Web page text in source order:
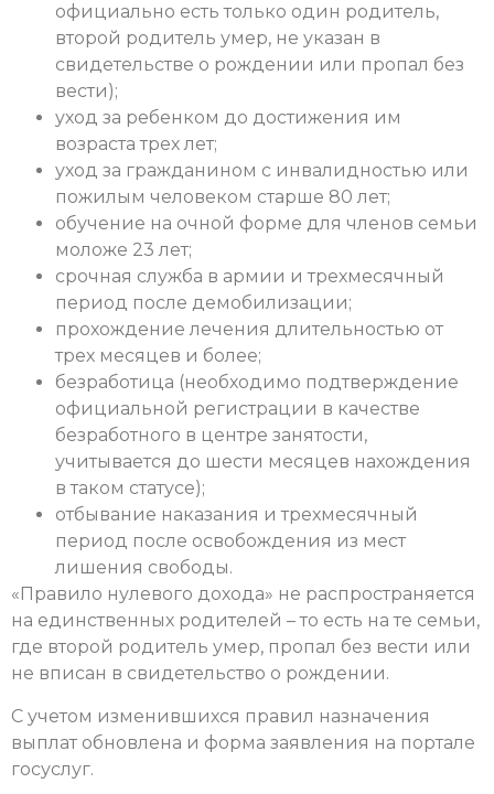
официально есть только один родитель,
второй родитель умер, не указан в
свидетельстве о рождении или пропал без
вести);
уход за ребенком до достижения им
возраста трех лет;
уход за гражданином с инвалидностью или
пожилым человеком старше 80 лет;
обучение на очной форме для членов семьи
моложе 23 лет;
срочная служба в армии и трехмесячный
период после демобилизации;
прохождение лечения длительностью от
трех месяцев и более;
безработица (необходимо подтверждение
официальной регистрации в качестве
безработного в центре занятости,
учитывается до шести месяцев нахождения
в таком статусе);
отбывание наказания и трехмесячный
период после освобождения из мест
лишения свободы.
«Правило нулевого дохода» не распространяется
на единственных родителей – то есть на те семьи,
где второй родитель умер, пропал без вести или
не вписан в свидетельство о рождении.
С учетом изменившихся правил назначения
выплат обновлена и форма заявления на портале
госуслуг.